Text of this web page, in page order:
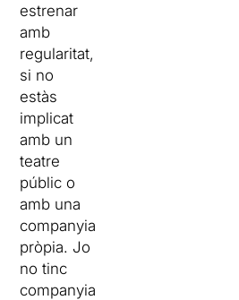
estrenar
amb
regularitat,
si no
estàs
implicat
amb un
teatre
públic o
amb una
companyia
pròpia. Jo
no tinc
companyia